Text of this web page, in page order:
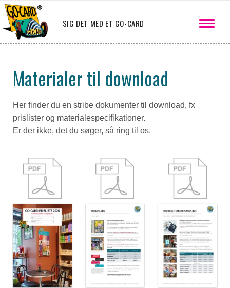
SIG DET MED ET GO-CARD
Materialer til download
Her finder du en stribe dokumenter til download, fx
prislister og materialespecifikationer.
Er der ikke, det du søger, så ring til os.